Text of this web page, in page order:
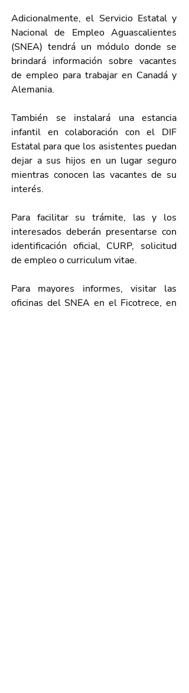
Adicionalmente, el Servicio Estatal y
Nacional de Empleo Aguascalientes
(SNEA) tendrá un módulo donde se
brindará información sobre vacantes
de empleo para trabajar en Canadá y
Alemania.
También se instalará una estancia
infantil en colaboración con el DIF
Estatal para que los asistentes puedan
dejar a sus hijos en un lugar seguro
mientras conocen las vacantes de su
interés.
Para facilitar su trámite, las y los
interesados deberán presentarse con
identificación oficial, CURP, solicitud
de empleo o curriculum vitae.
Para mayores informes, visitar las
oficinas del SNEA en el Ficotrece, en